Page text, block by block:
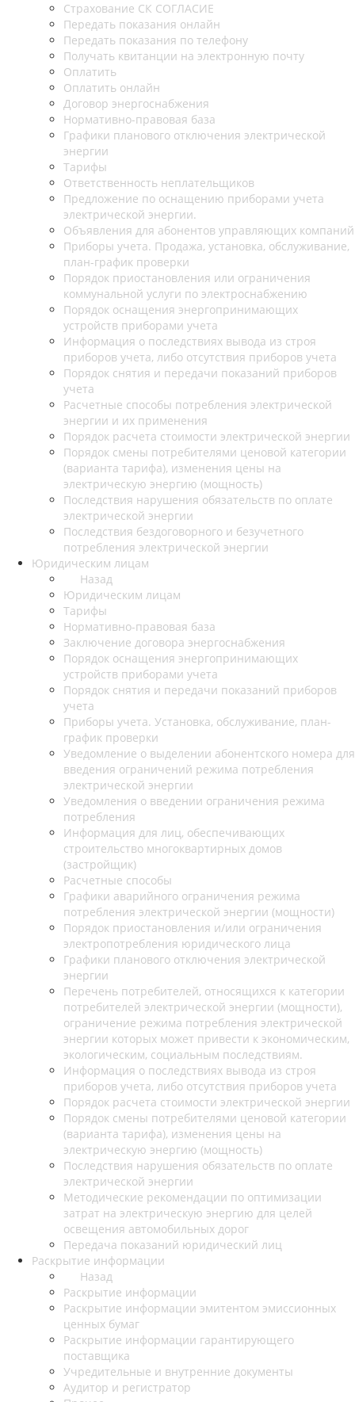
Страхование СК СОГЛАСИЕ
Передать показания онлайн
Передать показания по телефону
Получать квитанции на электронную почту
Оплатить
Оплатить онлайн
Договор энергоснабжения
Нормативно-правовая база
Графики планового отключения электрической
энергии
Тарифы
Ответственность неплательщиков
Предложение по оснащению приборами учета
электрической энергии.
Объявления для абонентов управляющих компаний
Приборы учета. Продажа, установка, обслуживание,
план-график проверки
Порядок приостановления или ограничения
коммунальной услуги по электроснабжению
Порядок оснащения энергопринимающих
устройств приборами учета
Информация о последствиях вывода из строя
приборов учета, либо отсутствия приборов учета
Порядок снятия и передачи показаний приборов
учета
Расчетные способы потребления электрической
энергии и их применения
Порядок расчета стоимости электрической энергии
Порядок смены потребителями ценовой категории
(варианта тарифа), изменения цены на
электрическую энергию (мощность)
Последствия нарушения обязательств по оплате
электрической энергии
Последствия бездоговорного и безучетного
потребления электрической энергии
Юридическим лицам
Назад
Юридическим лицам
Тарифы
Нормативно-правовая база
Заключение договора энергоснабжения
Порядок оснащения энергопринимающих
устройств приборами учета
Порядок снятия и передачи показаний приборов
учета
Приборы учета. Установка, обслуживание, план-
график проверки
Уведомление о выделении абонентского номера для
введения ограничений режима потребления
электрической энергии
Уведомления о введении ограничения режима
потребления
Информация для лиц, обеспечивающих
строительство многоквартирных домов
(застройщик)
Расчетные способы
Графики аварийного ограничения режима
потребления электрической энергии (мощности)
Порядок приостановления и/или ограничения
электропотребления юридического лица
Графики планового отключения электрической
энергии
Перечень потребителей, относящихся к категории
потребителей электрической энергии (мощности),
ограничение режима потребления электрической
энергии которых может привести к экономическим,
экологическим, социальным последствиям.
Информация о последствиях вывода из строя
приборов учета, либо отсутствия приборов учета
Порядок расчета стоимости электрической энергии
Порядок смены потребителями ценовой категории
(варианта тарифа), изменения цены на
электрическую энергию (мощность)
Последствия нарушения обязательств по оплате
электрической энергии
Методические рекомендации по оптимизации
затрат на электрическую энергию для целей
освещения автомобильных дорог
Передача показаний юридический лиц
Раскрытие информации
Назад
Раскрытие информации
Раскрытие информации эмитентом эмиссионных
ценных бумаг
Раскрытие информации гарантирующего
поставщика
Учредительные и внутренние документы
Аудитор и регистратор